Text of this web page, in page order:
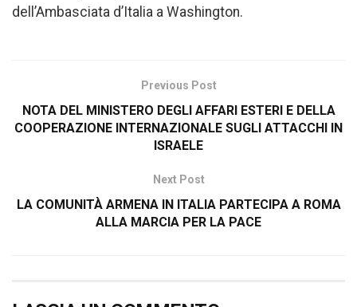
dell’Ambasciata d’Italia a Washington.
Previous Post
NOTA DEL MINISTERO DEGLI AFFARI ESTERI E DELLA
COOPERAZIONE INTERNAZIONALE SUGLI ATTACCHI IN
ISRAELE
Next Post
LA COMUNITÀ ARMENA IN ITALIA PARTECIPA A ROMA
ALLA MARCIA PER LA PACE